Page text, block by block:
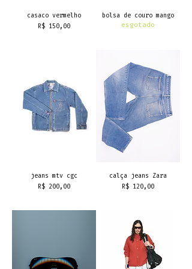
casaco vermelho
Preço
R$ 150,00
bolsa de couro mango
esgotado
jeans mtv cgc
Preço
R$ 200,00
calça jeans Zara
Preço
R$ 120,00